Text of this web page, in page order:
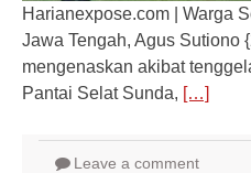
Harianexpose.com | Warga
Jawa Tengah, Agus Sutiono
mengenaskan akibat
Pantai Selat Sunda, […]
Leave a comment